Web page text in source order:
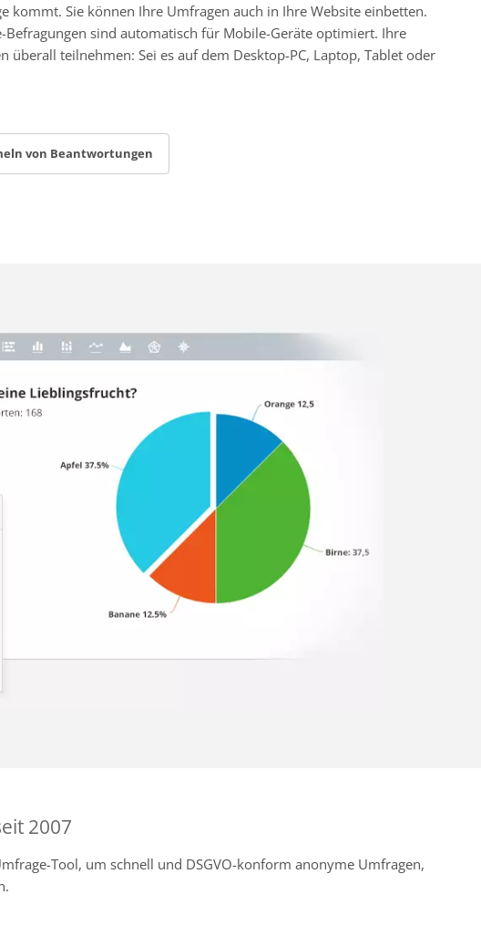
kommt. Sie können Ihre Umfragen auch in Ihre Website einbetten.
Befragungen sind automatisch für Mobile-Geräte optimiert. Ihre
überall teilnehmen: Sei es auf dem Desktop-PC, Laptop, Tablet oder
von Beantwortungen
2007
Tool, um schnell und DSGVO-konform anonyme Umfragen,